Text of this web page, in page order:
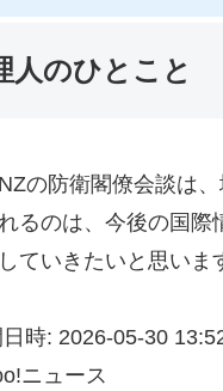
人のひとこと
の防衛閣僚会談は
るのは、今後の国
ていきたいと思いま
時: 2026-05-30
ニュース